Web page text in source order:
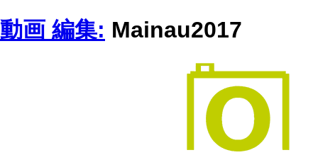
動画 編集: Mainau2017